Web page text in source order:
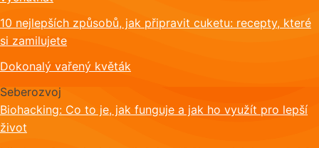
10 nejlepších způsobů, jak připravit cuketu: recepty, které
si zamilujete
Dokonalý vařený květák
Seberozvoj
Biohacking: Co to je, jak funguje a jak ho využít pro lepší
život